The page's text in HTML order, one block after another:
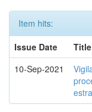
Item hits:
Issue Date
Title
10-Sep-2021